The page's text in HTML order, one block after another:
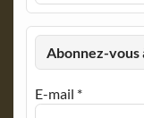
Abonnez-
E-mail *